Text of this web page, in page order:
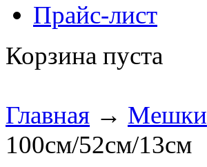
Прайс-лист
Корзина пуста
Главная → Мешки
100см/52см/13см